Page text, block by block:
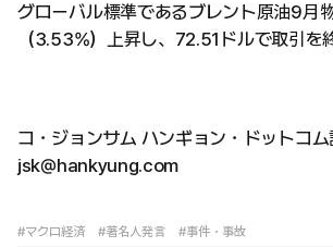
グローバル標準であるブレント原油9月
（3.53%）上昇し、72.51ドルで取引を
コ・ジョンサム ハンギョン・ドットコム
jsk@hankyung.com
#マクロ経済 #著名人発言 #事件・事故